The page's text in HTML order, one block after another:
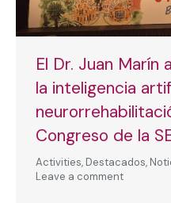
El Dr. Juan
la inteligencia
Congreso de la
Activities, Destacados,
Leave a comment